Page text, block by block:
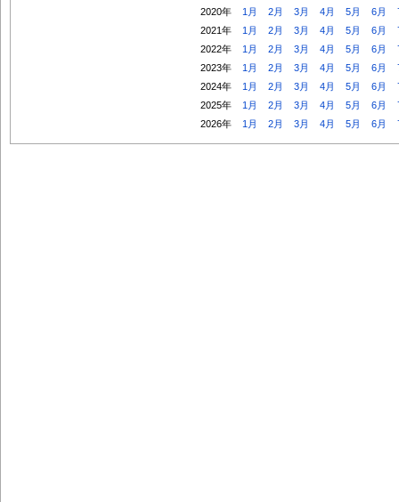
2020年
1月 2月 3月 4月 5月 6月
2021年
1月 2月 3月 4月 5月 6月
2022年
1月 2月 3月 4月 5月 6月
2023年
1月 2月 3月 4月 5月 6月
2024年
1月 2月 3月 4月 5月 6月
2025年
1月 2月 3月 4月 5月 6月
2026年
1月 2月 3月 4月 5月 6月